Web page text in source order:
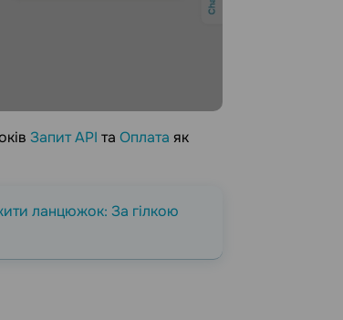
Запит API та Оплата як
ланцюжок: За гілкою